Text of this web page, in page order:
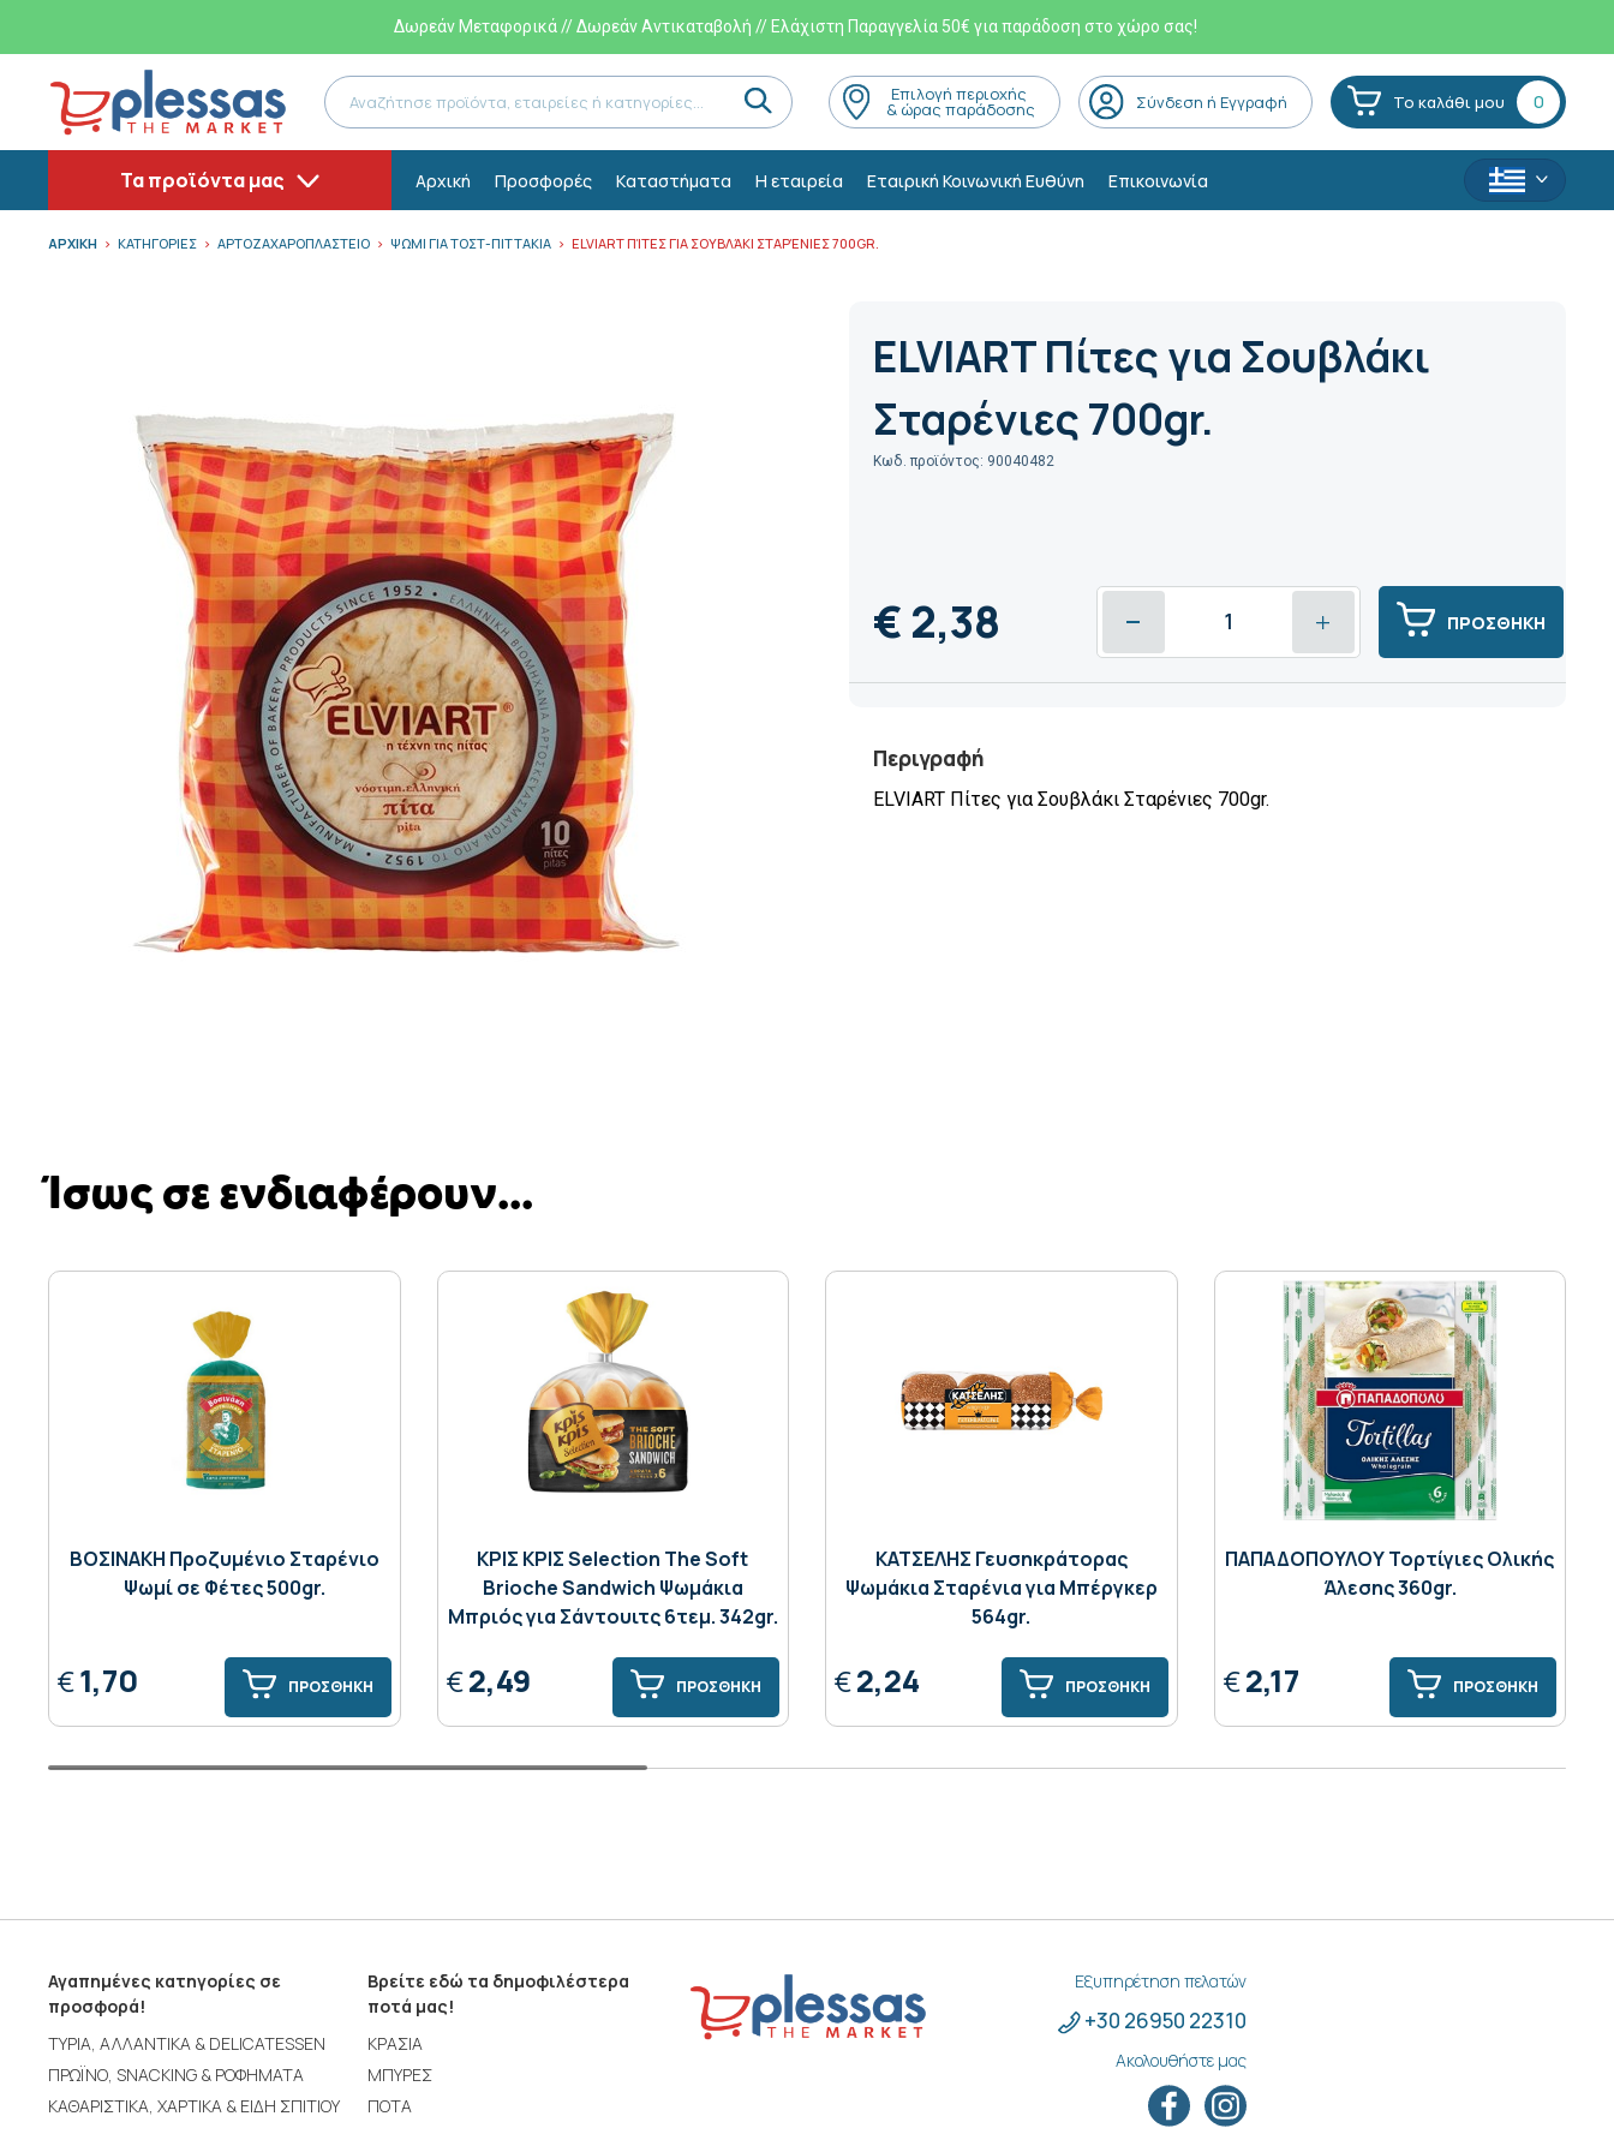
Δωρεάν Μεταφορικά // Δωρεάν Αντικαταβολή // Ελάχιστη Παραγγελία 50€ για παράδοση στο χώρο σας!
Eπιλογή περιοχής
& ώρας παράδοσης Σύνδεση ή Εγγραφή Το καλάθι μου 0
Τα προϊόντα μας Αρχική Προσφορές Kαταστήματα Η εταιρεία Εταιρική Κοινωνική Ευθύνη Επικοινωνία
ΑΡΧΙΚΗ ΚΑΤΗΓΟΡΙΕΣ ΑΡΤΟΖΑΧΑΡΟΠΛΑΣΤΕΙΟ ΨΩΜΙ ΓΙΑ ΤΟΣΤ-ΠΙΤΤΑΚΙΑ ELVIART ΠΊΤΕΣ ΓΙΑ ΣΟΥΒΛΆΚΙ ΣΤΑΡΈΝΙΕΣ 700GR.
ELVIART Πίτες για Σουβλάκι
Σταρένιες 700gr.
Κωδ. προϊόντος: 90040482
€ 2,38 ΠΡΟΣΘΗΚΗ
Περιγραφή
ELVIART Πίτες για Σουβλάκι Σταρένιες 700gr.
Ίσως σε ενδιαφέρουν...
ΒΟΣΙΝΑΚΗ Προζυμένιο Σταρένιο
Ψωμί σε Φέτες 500gr.
€1,70 ΠΡΟΣΘΗΚΗ
ΚΡΙΣ ΚΡΙΣ Selection The Soft
Brioche Sandwich Ψωμάκια
Μπριός για Σάντουιτς 6τεμ. 342gr.
€2,49 ΠΡΟΣΘΗΚΗ
ΚΑΤΣΕΛΗΣ Γευσηκράτορας
Ψωμάκια Σταρένια για Μπέργκερ
564gr.
€2,24 ΠΡΟΣΘΗΚΗ
ΠΑΠΑΔΟΠΟΥΛΟΥ Τορτίγιες Ολικής
Άλεσης 360gr.
€2,17 ΠΡΟΣΘΗΚΗ
Αγαπημένες κατηγορίες σε
προσφορά!
ΤΥΡΙΑ, ΑΛΛΑΝΤΙΚΑ & DELICATESSEN
ΠΡΩΪΝΟ, SNACKING & ΡΟΦΗΜΑΤΑ
ΚΑΘΑΡΙΣΤΙΚΑ, ΧΑΡΤΙΚΑ & ΕΙΔΗ ΣΠΙΤΙΟΥ
Βρείτε εδώ τα δημοφιλέστερα
ποτά μας!
ΚΡΑΣΙΑ
ΜΠΥΡΕΣ
ΠΟΤΑ
Εξυπηρέτηση πελατών
+30 26950 22310
Ακολουθήστε μας